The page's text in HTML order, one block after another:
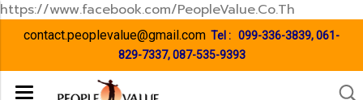
https://www.facebook.com/PeopleValue.Co.Th
contact.peoplevalue@gmail.com Tel : 099-336-3839,061-
829-7337,087-535-9393